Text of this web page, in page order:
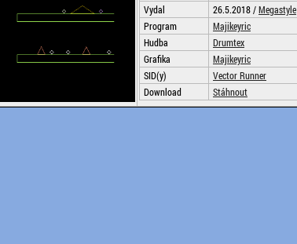
Vydal
26.5.2018 /Megastyle
Program
Majikeyric
Hudba
Drumtex
Grafika
Majikeyric
SID(y)
Vector Runner
Download
Stáhnout